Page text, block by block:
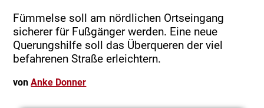
Fümmelse soll am nördlichen Ortseingang
sicherer für Fußgänger werden. Eine neue
Querungshilfe soll das Überqueren der viel
befahrenen Straße erleichtern.
vonAnke Donner